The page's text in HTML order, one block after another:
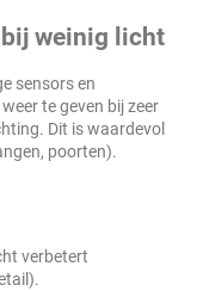
weinig licht
sensors en
te geven bij zeer
Dit is waardevol
poorten).
verbetert